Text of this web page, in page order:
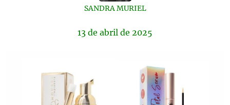
SANDRA MURIEL
13 de abril de 2025